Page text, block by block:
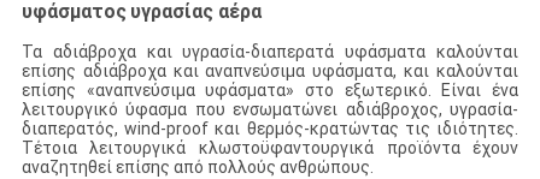
υφάσματος υγρασίας αέρα
Τα αδιάβροχα και υγρασία-διαπερατά υφάσματα καλούνται
επίσης αδιάβροχα και αναπνεύσιμα υφάσματα, και καλούνται
επίσης «αναπνεύσιμα υφάσματα» στο εξωτερικό. Είναι ένα
λειτουργικό ύφασμα που ενσωματώνει αδιάβροχος, υγρασία-
διαπερατός, wind-proof και θερμός-κρατώντας τις ιδιότητες.
Τέτοια λειτουργικά κλωστοϋφαντουργικά προϊόντα έχουν
αναζητηθεί επίσης από πολλούς ανθρώπους.